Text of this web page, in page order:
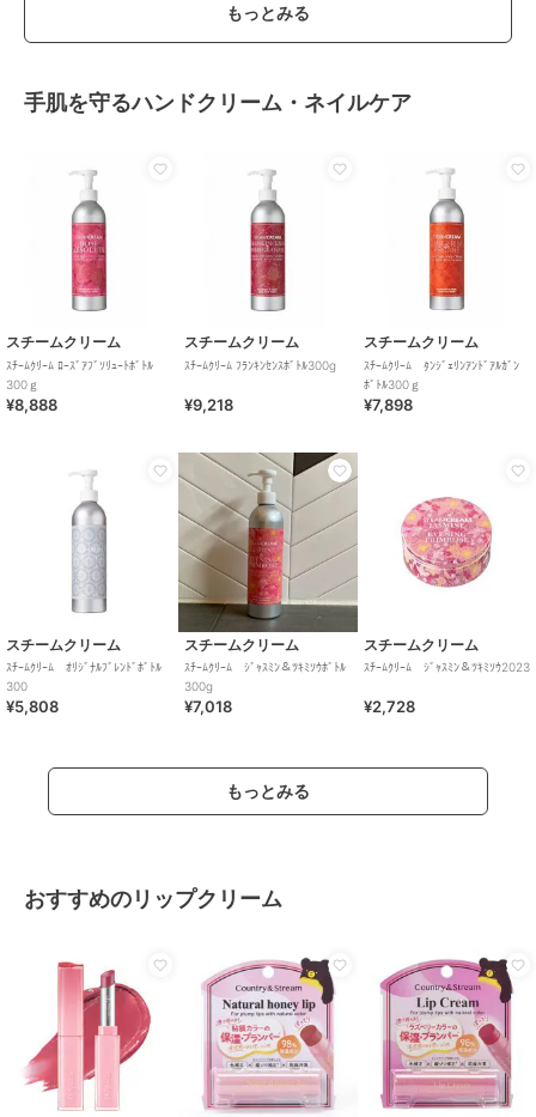
もっとみる
手肌を守るハンドクリーム・ネイルケア
スチームクリーム
ｽﾁｰﾑｸﾘｰﾑ ﾛｰｽﾞｱﾌﾞｿﾘｭｰﾄﾎﾞﾄﾙ
300ｇ
¥8,888
スチームクリーム
ｽﾁｰﾑｸﾘｰﾑ ﾌﾗﾝｷﾝｾﾝｽﾎﾞﾄﾙ300g
¥9,218
スチームクリーム
ｽﾁｰﾑｸﾘｰﾑ ﾀﾝｼﾞｪﾘﾝｱﾝﾄﾞｱﾙｶﾞﾝ
ﾎﾞﾄﾙ300ｇ
¥7,898
スチームクリーム
ｽﾁｰﾑｸﾘｰﾑ ｵﾘｼﾞﾅﾙﾌﾞﾚﾝﾄﾞﾎﾞﾄﾙ
300
¥5,808
スチームクリーム
ｽﾁｰﾑｸﾘｰﾑ ｼﾞｬｽﾐﾝ＆ﾂｷﾐｿｳﾎﾞﾄﾙ
300g
¥7,018
スチームクリーム
ｽﾁｰﾑｸﾘｰﾑ ｼﾞｬｽﾐﾝ＆ﾂｷﾐｿｳ2023
¥2,728
もっとみる
おすすめのリップクリーム